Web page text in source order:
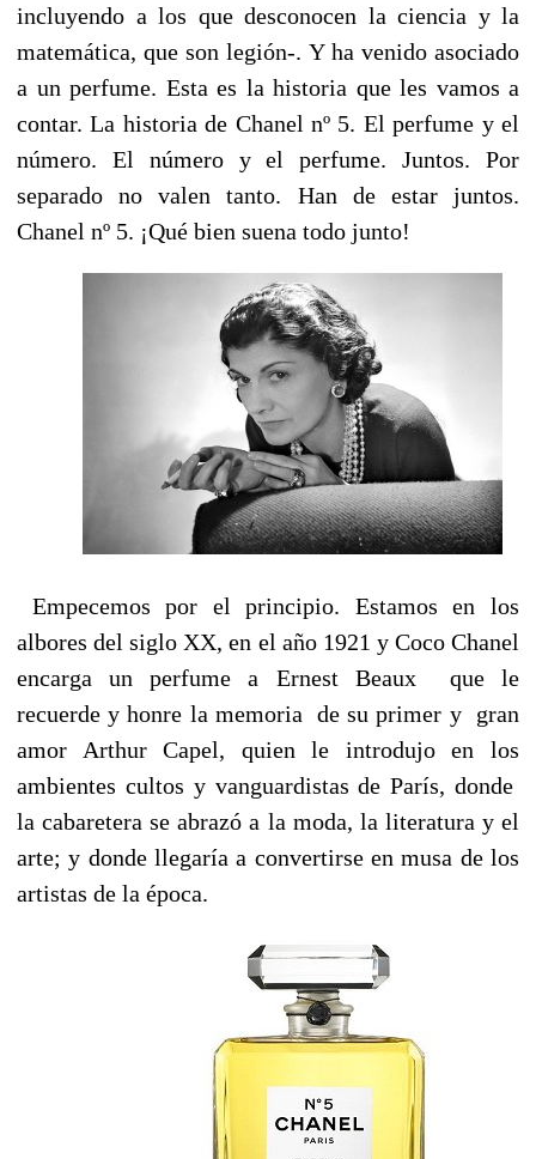
incluyendo a los que desconocen la ciencia y la
matemática, que son legión-. Y ha venido asociado
a un perfume. Esta es la historia que les vamos a
contar. La historia de Chanel nº 5. El perfume y el
número. El número y el perfume. Juntos. Por
separado no valen tanto. Han de estar juntos.
Chanel nº 5. ¡Qué bien suena todo junto!
Empecemos por el principio. Estamos en los
albores del siglo XX, en el año 1921 y Coco Chanel
encarga un perfume a Ernest Beaux que le
recuerde y honre la memoria de su primer y gran
amor Arthur Capel, quien le introdujo en los
ambientes cultos y vanguardistas de París, donde
la cabaretera se abrazó a la moda, la literatura y el
arte; y donde llegaría a convertirse en musa de los
artistas de la época.